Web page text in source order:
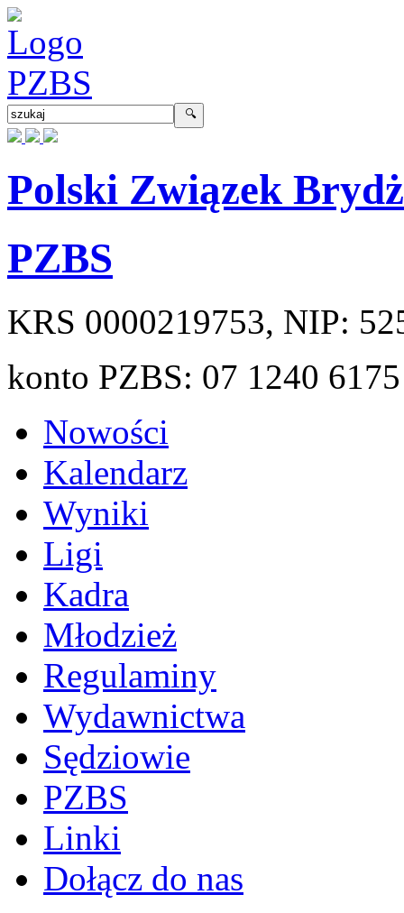
Polski Związek
PZBS
KRS 0000219753, NIP:
konto PZBS: 07 1240
Nowości
Kalendarz
Wyniki
Ligi
Kadra
Młodzież
Regulaminy
Wydawnictwa
Sędziowie
PZBS
Linki
Dołącz do nas